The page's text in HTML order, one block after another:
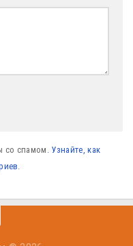
со спамом. Узнайте, как
.